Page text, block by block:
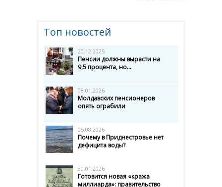
Топ новостей
20.12.2025
Пенсии должны вырасти на
9,5 процента, но...
08.01.2026
Молдавских пенсионеров
опять ограбили
05.08.2026
Почему в Приднестровье нет
дефицита воды?
30.01.2026
Готовится новая «кража
миллиарда»: правительство